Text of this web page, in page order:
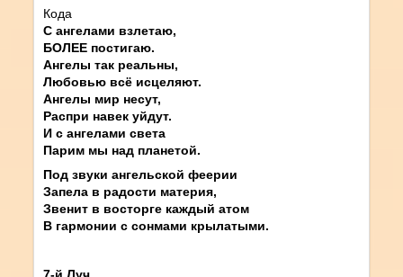
Кода
С ангелами взлетаю,
БОЛЕЕ постигаю.
Ангелы так реальны,
Любовью всё исцеляют.
Ангелы мир несут,
Распри навек уйдут.
И с ангелами света
Парим мы над планетой.
Под звуки ангельской феерии
Запела в радости материя,
Звенит в восторге каждый атом
В гармонии с сонмами крылатыми.
7-й Луч